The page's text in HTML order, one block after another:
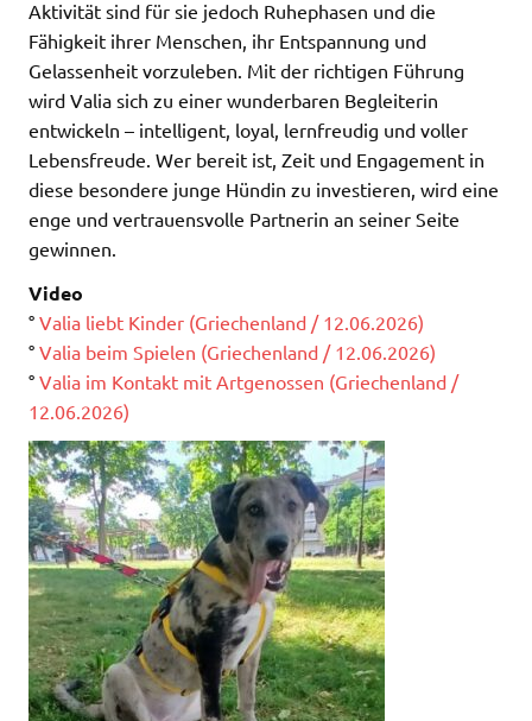
Aktivität sind für sie jedoch Ruhephasen und die
Fähigkeit ihrer Menschen, ihr Entspannung und
Gelassenheit vorzuleben. Mit der richtigen Führung
wird Valia sich zu einer wunderbaren Begleiterin
entwickeln – intelligent, loyal, lernfreudig und voller
Lebensfreude. Wer bereit ist, Zeit und Engagement in
diese besondere junge Hündin zu investieren, wird eine
enge und vertrauensvolle Partnerin an seiner Seite
gewinnen.
Video
° Valia liebt Kinder (Griechenland / 12.06.2026)
° Valia beim Spielen (Griechenland / 12.06.2026)
° Valia im Kontakt mit Artgenossen (Griechenland /
12.06.2026)